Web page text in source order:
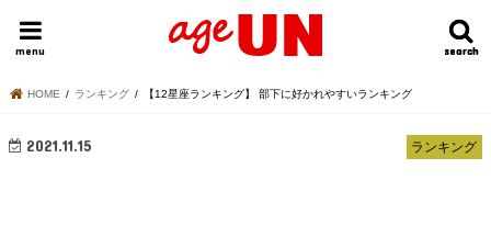
search
search
menu
HOME 今日の運勢ランキング 明日の運勢ランキング 今週の運勢
HOME ランキング 【12星座ランキング】 部下に好かれやすいランキング
ランキング
2021.11.15